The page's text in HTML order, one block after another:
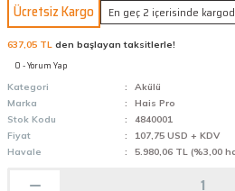
Ücretsiz Kargo En geç 2 içerisinde
637,05 TL den başlayan taksitlerle!
0 - Yorum Yap
Kategori
Akülü
Marka
Hais Pro
Stok Kodu
4840001
Fiyat
107,75 USD + KDV
Havale
5.980,06 TL (%3,00